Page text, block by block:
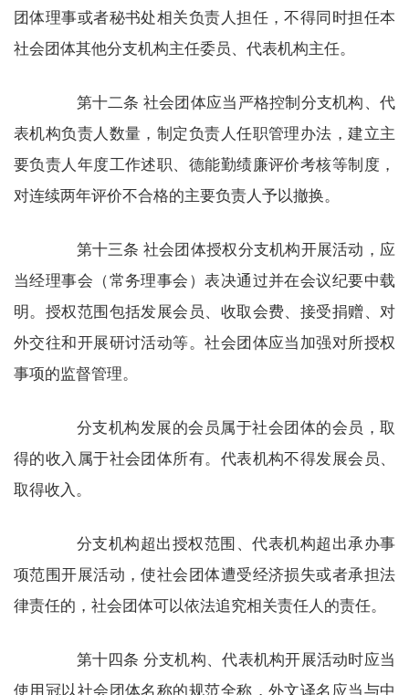
团体理事或者秘书处相关负责人担任，不得同时担任本
社会团体其他分支机构主任委员、代表机构主任。
第十二条 社会团体应当严格控制分支机构、代
表机构负责人数量，制定负责人任职管理办法，建立主
要负责人年度工作述职、德能勤绩廉评价考核等制度，
对连续两年评价不合格的主要负责人予以撤换。
第十三条 社会团体授权分支机构开展活动，应
当经理事会（常务理事会）表决通过并在会议纪要中载
明。授权范围包括发展会员、收取会费、接受捐赠、对
外交往和开展研讨活动等。社会团体应当加强对所授权
事项的监督管理。
分支机构发展的会员属于社会团体的会员，取
得的收入属于社会团体所有。代表机构不得发展会员、
取得收入。
分支机构超出授权范围、代表机构超出承办事
项范围开展活动，使社会团体遭受经济损失或者承担法
律责任的，社会团体可以依法追究相关责任人的责任。
第十四条 分支机构、代表机构开展活动时应当
使用冠以社会团体名称的规范全称，外文译名应当与中